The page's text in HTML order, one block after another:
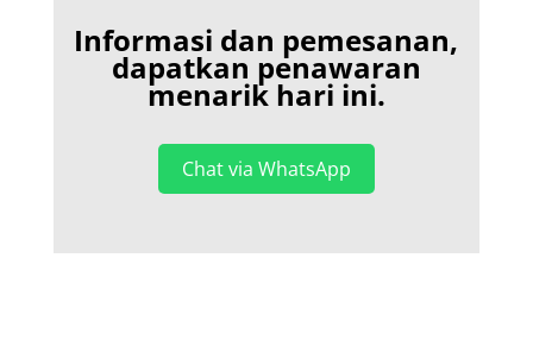
Informasi dan pemesanan,
dapatkan penawaran
menarik hari ini.
Chat via WhatsApp